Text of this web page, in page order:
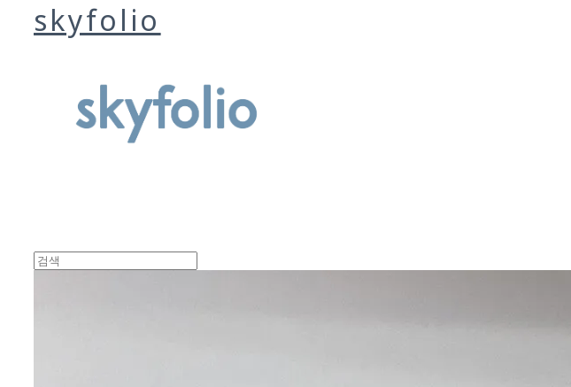
skyfolio